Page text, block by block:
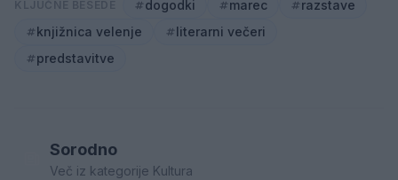
dogodki marec
razstave
knjižnica velenje
literarni večeri
predstavitve
Sorodno
Več iz kategorije Kultura